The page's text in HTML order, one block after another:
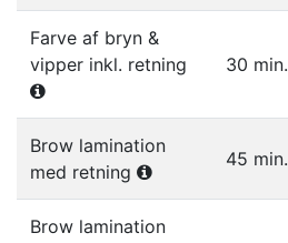
Farve af bryn &
vipper inkl. retning
30 min.
Brow lamination
med retning
45 min.
Brow lamination